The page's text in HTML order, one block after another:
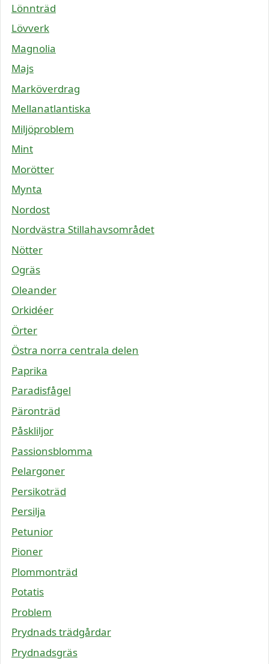
Lönnträd
Lövverk
Magnolia
Majs
Marköverdrag
Mellanatlantiska
Miljöproblem
Mint
Morötter
Mynta
Nordost
Nordvästra Stillahavsområdet
Nötter
Ogräs
Oleander
Orkidéer
Örter
Östra norra centrala delen
Paprika
Paradisfågel
Päronträd
Påskliljor
Passionsblomma
Pelargoner
Persikoträd
Persilja
Petunior
Pioner
Plommonträd
Potatis
Problem
Prydnads trädgårdar
Prydnadsgräs